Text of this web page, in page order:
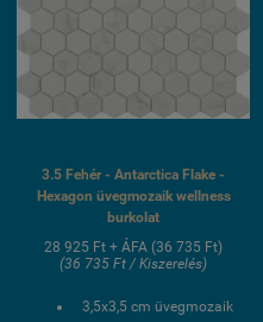
3.5 Fehér - Antarctica Flake -
Hexagon üvegmozaik wellness
burkolat
28 925 Ft + ÁFA (36 735 Ft)
(36 735 Ft / Kiszerelés)
3,5x3,5 cm üvegmozaik